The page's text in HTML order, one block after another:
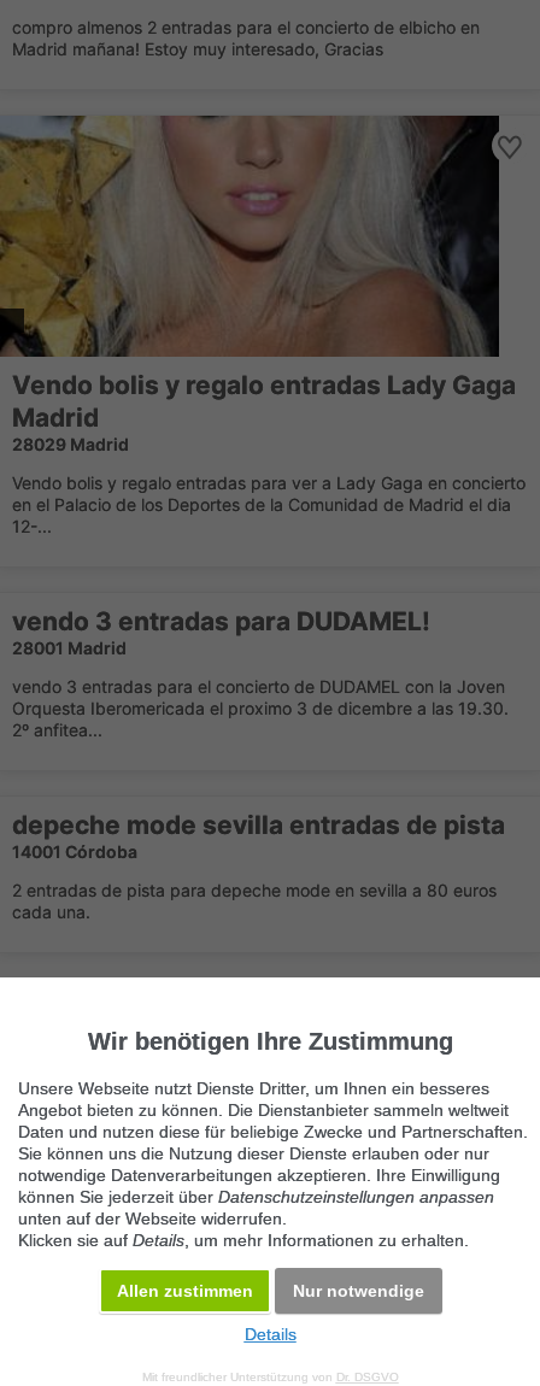
compro almenos 2 entradas para el concierto de elbicho en
Madrid mañana! Estoy muy interesado, Gracias
Vendo bolis y regalo entradas Lady Gaga
Madrid
28029 Madrid
Vendo bolis y regalo entradas para ver a Lady Gaga en concierto
en el Palacio de los Deportes de la Comunidad de Madrid el dia
12-...
vendo 3 entradas para DUDAMEL!
28001 Madrid
vendo 3 entradas para el concierto de DUDAMEL con la Joven
Orquesta Iberomericada el proximo 3 de dicembre a las 19.30.
2º anfitea...
depeche mode sevilla entradas de pista
14001 Córdoba
2 entradas de pista para depeche mode en sevilla a 80 euros
cada una.
Immer die neuesten Anzeigen erhalten?
Kein Angebot verpassen, täglich per E-Mail.
Benachrichtigung aktivieren
KOSTENLOS INSERIEREN
Datenschutz Impressum Kontakt Datenschutz anpassen Desktop Version
Wir benötigen Ihre Zustimmung
Unsere Webseite nutzt Dienste Dritter, um Ihnen ein besseres
Angebot bieten zu können. Die Dienstanbieter sammeln weltweit
Daten und nutzen diese für beliebige Zwecke und Partnerschaften.
Sie können uns die Nutzung dieser Dienste erlauben oder nur
notwendige Datenverarbeitungen akzeptieren. Ihre Einwilligung
können Sie jederzeit über Datenschutzeinstellungen anpassen
unten auf der Webseite widerrufen.
Klicken sie auf Details , um mehr Informationen zu erhalten.
Allen zustimmen Nur notwendige
Details
Mit freundlicher Unterstützung von Dr. DSGVO